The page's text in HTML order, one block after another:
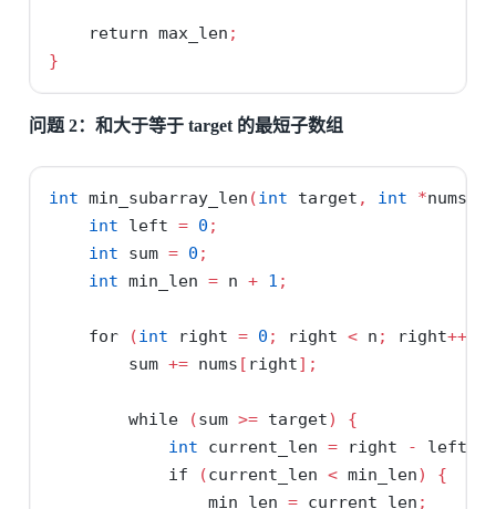
return max_len ;
}
问题 2：和大于等于 target 的最短子数组
int min_subarray_len (int target , int *nums
int left = 0 ;
int sum = 0 ;
int min_len = n + 1 ;
for (int right = 0 ; right < n ; right++)
        sum
+= nums [ right];
while (sum >= target)
{
int current_len = right - left
if
(current_len < min_len)
{
                min_len
= current_len ;